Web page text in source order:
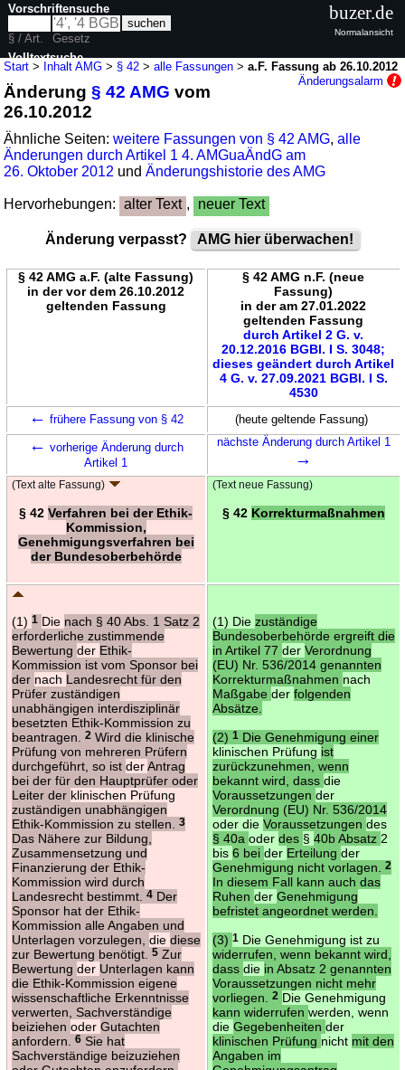
Start > Inhalt AMG > § 42 >alle Fassungen >a.F. Fassung ab 26.10.2012
Änderungsalarm
Änderung§ 42 AMG vom
26.10.2012
Ähnliche Seiten:weitere Fassungen von § 42 AMG,alle
Änderungen durch Artikel 1 4. AMGuaÄndG am
26. Oktober 2012 undÄnderungshistorie des AMG
Hervorhebungen: alter Text , neuer Text
Änderung verpasst? AMG hier überwachen!
§ 42 AMG a.F. (alte Fassung)
in der vor dem 26.10.2012
geltenden Fassung
§ 42 AMG n.F. (neue
Fassung)
in der am 27.01.2022
geltenden Fassung
durch Artikel 2 G. v.
20.12.2016 BGBl. I S. 3048;
dieses geändert durch Artikel
4 G. v. 27.09.2021 BGBl. I S.
4530
← frühere Fassung von § 42 (heute geltende Fassung)
← vorherige Änderung durch
Artikel 1
nächste Änderung durch Artikel 1
→
(Text alte Fassung)
§ 42 Verfahren bei der Ethik-
Kommission,
Genehmigungsverfahren bei
der Bundesoberbehörde
(Text neue Fassung)
§ 42 Korrekturmaßnahmen
(1) 1 Die nach § 40 Abs. 1 Satz 2
erforderliche zustimmende
Bewertung der Ethik-
Kommission ist vom Sponsor bei
der nach Landesrecht für den
Prüfer zuständigen
unabhängigen interdisziplinär
besetzten Ethik-Kommission zu
beantragen.
2Wird die klinische
Prüfung von mehreren Prüfern
durchgeführt, so ist derAntrag
bei der für den Hauptprüfer oder
Leiter der klinischen Prüfung
zuständigen unabhängigen
Ethik-Kommission zu stellen.
3
Das Nähere zur Bildung,
Zusammensetzung und
Finanzierung der Ethik-
Kommission wird durch
Landesrecht bestimmt.
4Der
Sponsor hat der Ethik-
Kommission alle Angaben und
Unterlagen vorzulegen, die diese
zur Bewertung benötigt.
5Zur
Bewertung der Unterlagen kann
die Ethik-Kommission eigene
wissenschaftliche Erkenntnisse
verwerten, Sachverständige
beiziehen oder Gutachten
anfordern.
6Sie hat
Sachverständige beizuziehen
(1) Die zuständige
Bundesoberbehörde ergreift die
in Artikel 77 der Verordnung
(EU) Nr. 536/2014 genannten
Korrekturmaßnahmen nach
Maßgabe der folgenden
Absätze.
(2) 1Die Genehmigung einer
klinischen Prüfung ist
zurückzunehmen, wenn
bekannt wird, dass die
Voraussetzungen der
Verordnung (EU) Nr. 536/2014
oder die Voraussetzungen des
§ 40a oder des § 40b Absatz 2
bis 6 bei der Erteilung der
Genehmigung nicht vorlagen.
2
In diesem Fall kann auch das
Ruhen der Genehmigung
befristet angeordnet werden.
(3) 1Die Genehmigung ist zu
widerrufen, wenn bekannt wird,
dass die in Absatz 2 genannten
Voraussetzungen nicht mehr
vorliegen.
2 Die Genehmigung
kann widerrufen werden, wenn
die Gegebenheiten der
klinischen Prüfung nicht mit den
Angaben im
Vorschriftensuche
§ / Art.
Gesetz
Volltextsuche
nur in AMG
buzer.de
Normalansicht